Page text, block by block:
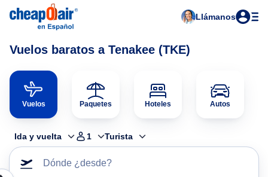
Llámanos
Vuelos baratos a Tenakee (TKE)
Vuelos Paquetes Hoteles Autos
Ida y vuelta 1 Turista
Dónde ¿desde?